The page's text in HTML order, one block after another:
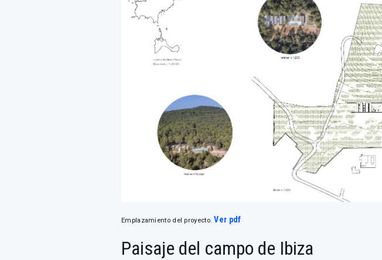
Emplazamiento del proyecto.Ver pdf
Paisaje del campo de Ibiza